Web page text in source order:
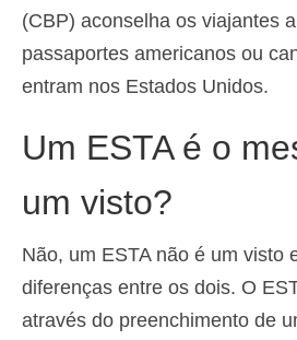
(CBP) aconselha os viajantes
passaportes americanos ou
entram nos Estados Unidos.
Um ESTA é o
um visto?
Não, um ESTA não é um visto
diferenças entre os dois. O
através do preenchimento de